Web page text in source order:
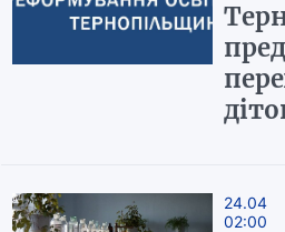
24.04
02:00